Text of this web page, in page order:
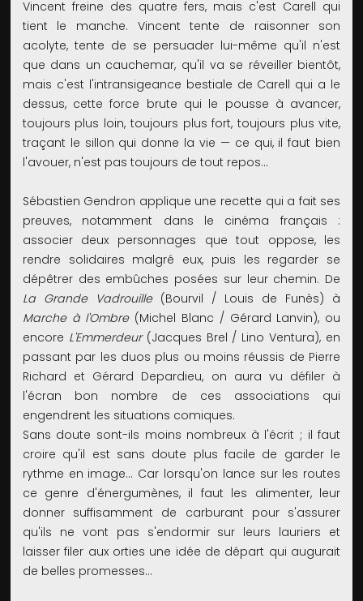
Vincent freine des quatre fers, mais c'est Carell qui
tient le manche. Vincent tente de raisonner son
acolyte, tente de se persuader lui-même qu'il n'est
que dans un cauchemar, qu'il va se réveiller bientôt,
mais c'est l'intransigeance bestiale de Carell qui a le
dessus, cette force brute qui le pousse à avancer,
toujours plus loin, toujours plus fort, toujours plus vite,
traçant le sillon qui donne la vie — ce qui, il faut bien
l'avouer, n'est pas toujours de tout repos…
Sébastien Gendron applique une recette qui a fait ses
preuves, notamment dans le cinéma français :
associer deux personnages que tout oppose, les
rendre solidaires malgré eux, puis les regarder se
dépêtrer des embûches posées sur leur chemin. De
La Grande Vadrouille(Bourvil / Louis de Funès) à
Marche à l'Ombre(Michel Blanc / Gérard Lanvin), ou
encore L'Emmerdeur(Jacques Brel / Lino Ventura), en
passant par les duos plus ou moins réussis de Pierre
Richard et Gérard Depardieu, on aura vu défiler à
l'écran bon nombre de ces associations qui
engendrent les situations comiques.
Sans doute sont-ils moins nombreux à l'écrit ; il faut
croire qu'il est sans doute plus facile de garder le
rythme en image… Car lorsqu'on lance sur les routes
ce genre d'énergumènes, il faut les alimenter, leur
donner suffisamment de carburant pour s'assurer
qu'ils ne vont pas s'endormir sur leurs lauriers et
laisser filer aux orties une idée de départ qui augurait
de belles promesses…